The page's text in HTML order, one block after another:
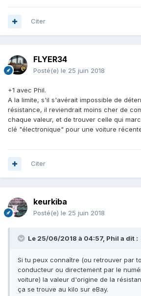
Citer
FLYER34
Posté(e) le 25 juin 2018
+1 avec Phil.
A la limite, s'il s'avérait impossible de
résistance, il reviendrait moins cher de
chaque valeur, et de trouver celle qui
clé "électronique" pour une voiture
Citer
keurkiba
Posté(e) le 25 juin 2018
Le 25/06/2018 à 04:57, Phil a dit :
Si tu peux connaître (ou retrouver par
conducteur ou directement par le
voiture) la valeur d'origine de la
ça se trouve au kilo sur eBay.